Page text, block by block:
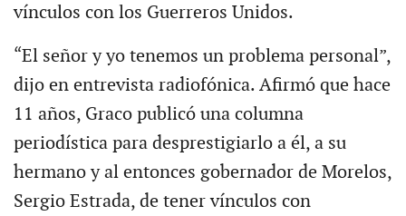
vínculos con los Guerreros Unidos.
“El señor y yo tenemos un problema personal”,
dijo en entrevista radiofónica. Afirmó que hace
11 años, Graco publicó una columna
periodística para desprestigiarlo a él, a su
hermano y al entonces gobernador de Morelos,
Sergio Estrada, de tener vínculos con